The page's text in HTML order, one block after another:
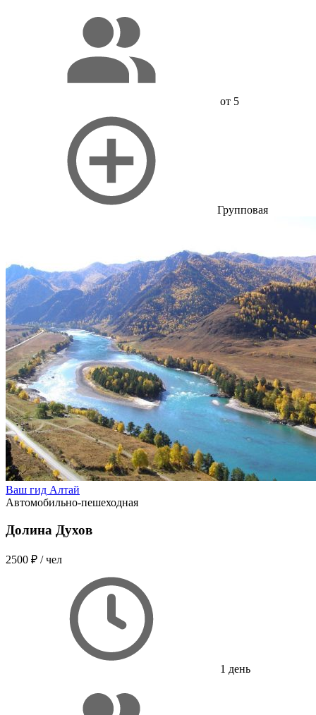
от 5
Групповая
Ваш гид Алтай
Автомобильно-пешеходная
Долина Духов
2500 ₽ / чел
1 день